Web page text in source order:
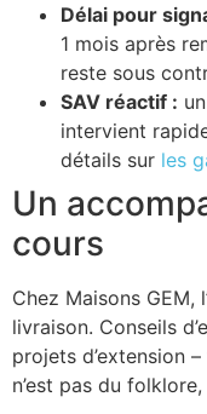
Délai pour
1 mois après
reste sous
SAV réactif :
intervient
détails sur les
Un
cours
Chez Maisons GEM,
livraison. Conseils
projets d’extension
n’est pas du